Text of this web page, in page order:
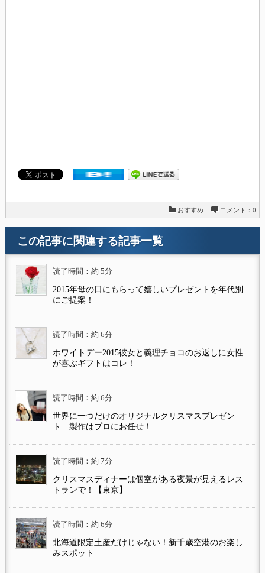
おすすめ コメント：0
この記事に関連する記事一覧
読了時間：約 5分
2015年母の日にもらって嬉しいプレゼントを年代別
にご提案！
読了時間：約 6分
ホワイトデー2015彼女と義理チョコのお返しに女性
が喜ぶギフトはコレ！
読了時間：約 6分
世界に一つだけのオリジナルクリスマスプレゼン
ト 製作はプロにお任せ！
読了時間：約 7分
クリスマスディナーは個室がある夜景が見えるレス
トランで！【東京】
読了時間：約 6分
北海道限定土産だけじゃない！新千歳空港のお楽し
みスポット